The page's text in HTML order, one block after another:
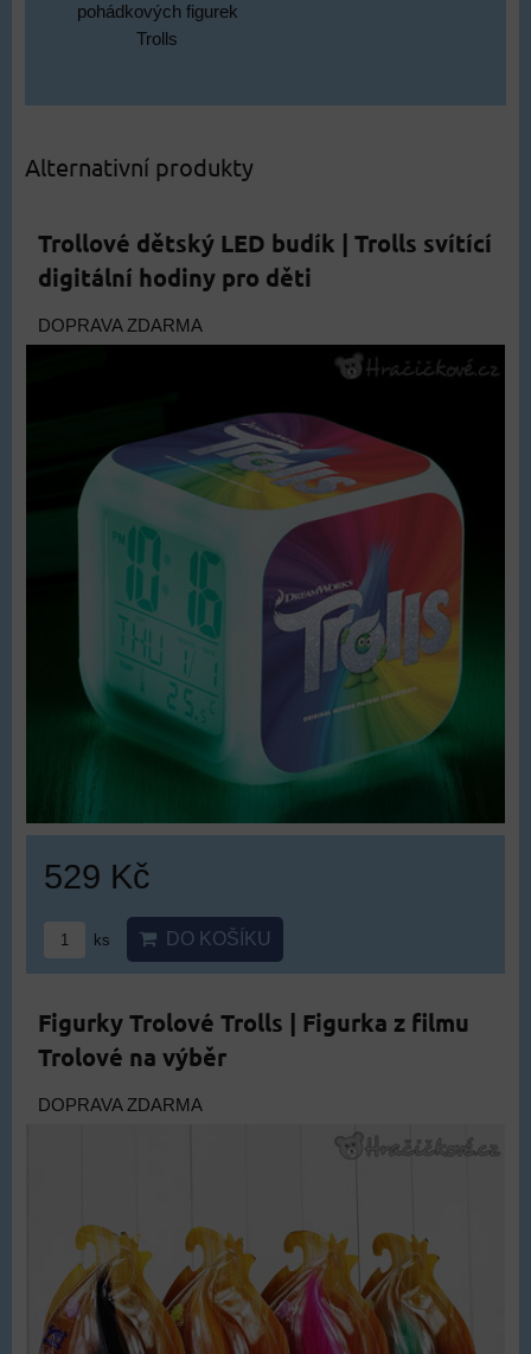
pohádkových figurek
Trolls
Alternativní produkty
Trollové dětský LED budík | Trolls svítící
digitální hodiny pro děti
DOPRAVA ZDARMA
529 Kč
ks DO KOŠÍKU
Figurky Trolové Trolls | Figurka z filmu
Trolové na výběr
DOPRAVA ZDARMA